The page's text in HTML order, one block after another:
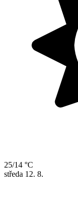
25/14 °C
středa 12. 8.